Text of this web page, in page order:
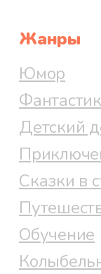
Жанры
Юмор
Детский
Сказки в
Обучение